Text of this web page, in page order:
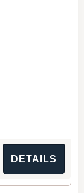
DETAILS